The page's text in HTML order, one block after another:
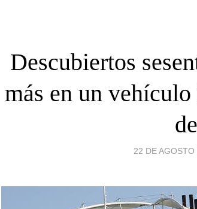
Descubiertos
más en un
22 DE